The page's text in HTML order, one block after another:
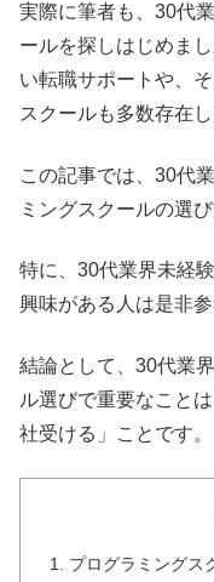
実際に筆者も、30代
ールを探しはじめま
い転職サポートや、
スクールも多数存在し
この記事では、30代
ミングスクールの選
特に、30代業界未経
興味がある人は是非
結論として、30代業
ル選びで重要なこと
社受ける」ことです。
プログラミングス